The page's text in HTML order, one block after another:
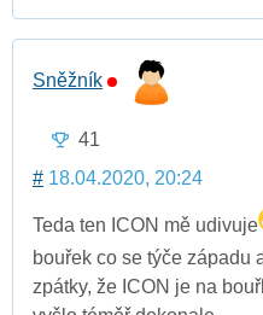
Sněžník
41
# 18.04.2020, 20:24
Teda ten ICON mě udivuje
bouřek co se týče západu
zpátky, že ICON je na